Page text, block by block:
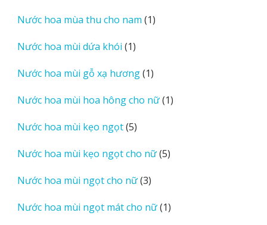
phẩm
Nước hoa mùa thu cho nam 11
Nước hoa mùi dứa khói 11
phẩm
Nước hoa mùi gỗ xạ hương 11
phẩm
Nước hoa mùi hoa hông cho nữ 11
Nước hoa mùi kẹo ngọt 55
phẩm
Nước hoa mùi kẹo ngọt cho nữ 55
Nước hoa mùi ngọt cho nữ 33
phẩm
Nước hoa mùi ngọt mát cho nữ 11